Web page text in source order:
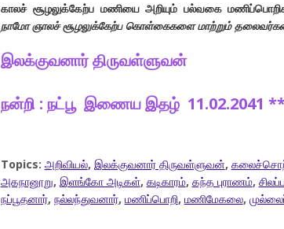
காலச் சூழலுக்கேற்ப மணியை அறியும் பல்வகை
நாமோ ஞாலச் சூழலுக்கேற்ப கொள்கைகளை மாற்றும்
இலக்குவனார் திருவள்ளுவன்
நன்றி : நட்பூ இணைய இதழ் 11.02.2041
Topics: அறிவியல், இலக்குவனார் திருவள்ளுவன்,
அகநானூறு, இளங்கோ அடிகள், கடிகாரம், கந்த புராணம்,
நப்பூதனார், நல்லந்துவனார், மணிப்பொறி, மணிமேகலை,